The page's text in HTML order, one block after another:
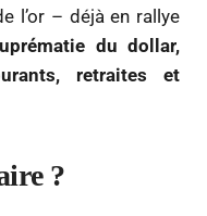
l’or – déjà en rallye
du dollar,
retraites et
?